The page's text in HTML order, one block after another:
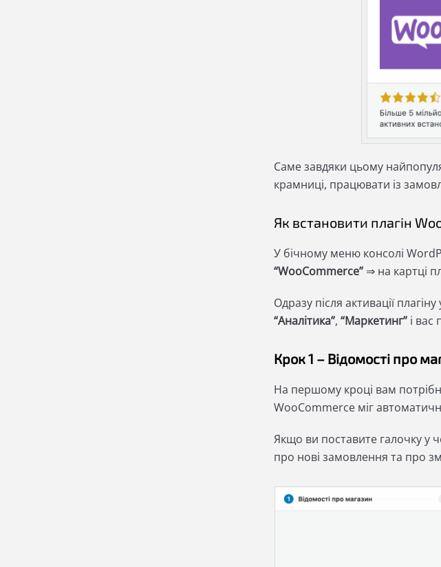
Саме завдяки цьому
крамниці, працювати із
Як встановити плагін
У бічному меню консолі
“WooCommerce” ⇒ на картці
Одразу після активації
“Аналітика”,“Маркетинг” і вас
Крок 1 – Відомості про
На першому кроці вам
WooCommerce міг
Якщо ви поставите галочку у
про нові замовлення та про